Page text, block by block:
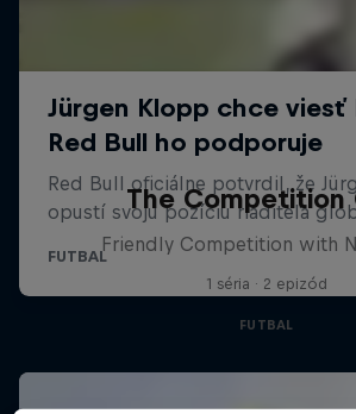
The Competition
Friendly Competition with
1 séria · 2 epizód
FUTBAL